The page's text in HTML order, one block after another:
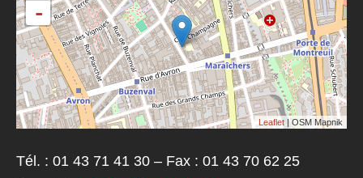
-
Leaflet | OSM Mapnik
Tél. : 01 43 71 41 30 – Fax : 01 43 70 62 25